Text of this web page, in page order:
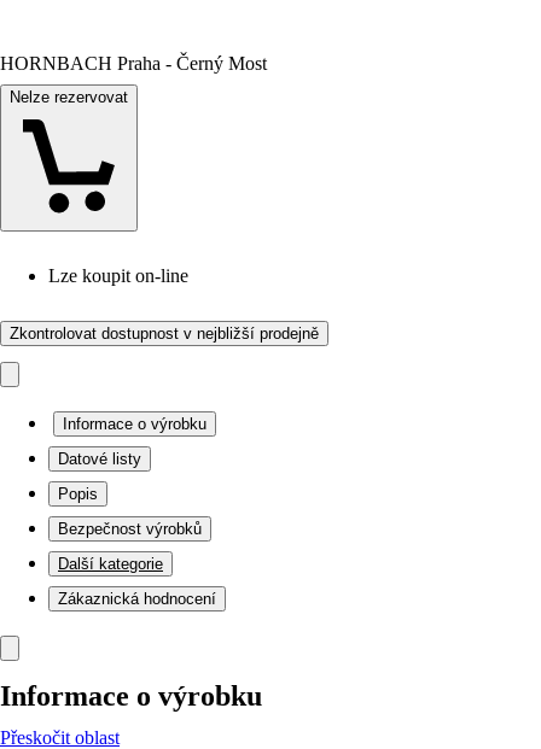
HORNBACH Praha - Černý Most
Nelze rezervovat
Lze koupit on-line
Zkontrolovat dostupnost v nejbližší prodejně
Informace o výrobku
Datové listy
Popis
Bezpečnost výrobků
Další kategorie
Zákaznická hodnocení
Informace o výrobku
Přeskočit oblast